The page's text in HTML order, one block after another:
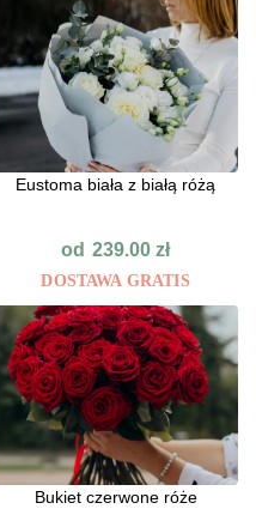
Eustoma biała z białą różą
od 239.00zł
DOSTAWA GRATIS
Bukiet czerwone róże